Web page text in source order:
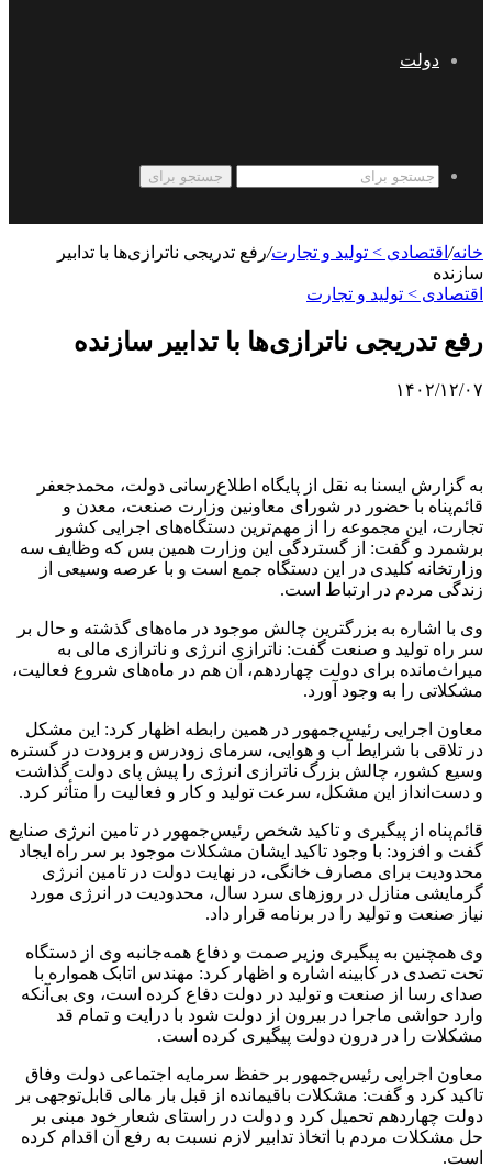
دولت
جستجو برای
خانه/ اقتصادی > تولید و تجارت/رفع تدریجی ناترازی‌ها با تدابیر
سازنده
اقتصادی > تولید و تجارت
رفع تدریجی ناترازی‌ها با تدابیر سازنده
۱۴۰۲/۱۲/۰۷
به گزارش ایسنا به نقل از پایگاه اطلاع‌رسانی دولت، محمدجعفر
قائم‌پناه با حضور در شورای معاونین وزارت صنعت، معدن و
تجارت، این مجموعه را از مهم‌ترین دستگاه‌های اجرایی کشور
برشمرد و گفت: از گستردگی این وزارت همین بس که وظایف سه
وزارتخانه کلیدی در این دستگاه جمع است و با عرصه وسیعی از
زندگی مردم در ارتباط است.
وی با اشاره به بزرگترین چالش موجود در ماه‌های گذشته و حال بر
سر راه تولید و صنعت گفت: ناترازی انرژی و ناترازی مالی به
میراث‌مانده برای دولت چهاردهم، آن هم در ماه‌های شروع فعالیت،
مشکلاتی را به وجود آورد.
معاون اجرایی رئیس‌جمهور در همین رابطه اظهار کرد: این مشکل
در تلاقی با شرایط آب و هوایی، سرمای زودرس و برودت در گستره
وسیع کشور، چالش بزرگ ناترازی انرژی را پیش پای دولت گذاشت
و دست‌انداز این مشکل، سرعت تولید و کار و فعالیت را متأثر کرد.
قائم‌پناه از پیگیری و تاکید شخص رئیس‌جمهور در تامین انرژی صنایع
گفت و افزود: با وجود تاکید ایشان مشکلات موجود بر سر راه ایجاد
محدودیت برای مصارف خانگی، در نهایت دولت در تامین انرژی
گرمایشی منازل در روزهای سرد سال، محدودیت در انرژی مورد
نیاز صنعت و تولید را در برنامه قرار داد.
وی همچنین به پیگیری وزیر صمت و دفاع همه‌جانبه وی از دستگاه
تحت تصدی در کابینه اشاره و اظهار کرد: مهندس اتابک همواره با
صدای رسا از صنعت و تولید در دولت دفاع کرده است، وی بی‌آنکه
وارد حواشی ماجرا در بیرون از دولت شود با درایت و تمام قد
مشکلات را در درون دولت پیگیری کرده است.
معاون اجرایی رئیس‌جمهور بر حفظ سرمایه اجتماعی دولت وفاق
تاکید کرد ‌و گفت: مشکلات باقیمانده از قبل بار مالی قابل‌توجهی بر
دولت چهاردهم تحمیل کرد و دولت در راستای شعار خود مبنی بر
حل مشکلات مردم با اتخاذ تدابیر لازم نسبت به رفع آن اقدام کرده
است.